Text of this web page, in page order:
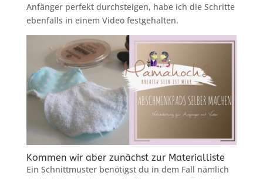
Anfänger perfekt durchsteigen, habe ich die Schritte
ebenfalls in einem Video festgehalten.
Kommen wir aber zunächst zur Materialliste
Ein Schnittmuster benötigst du in dem Fall nämlich